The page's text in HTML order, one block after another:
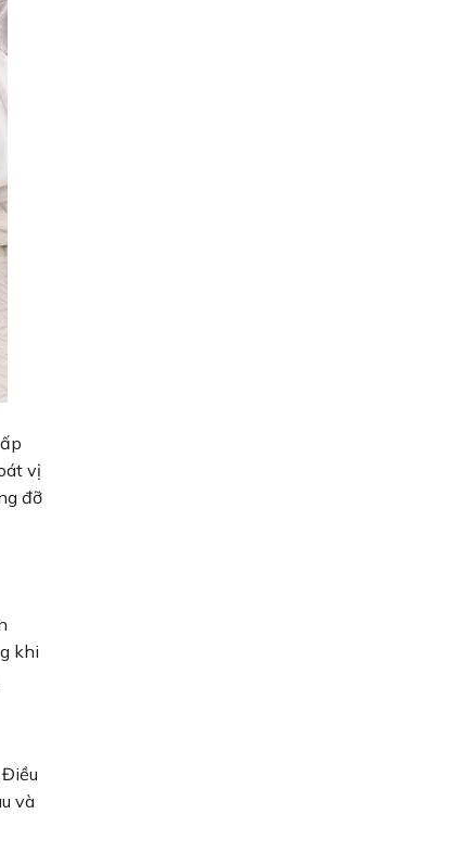
vị
đỡ
khi
và